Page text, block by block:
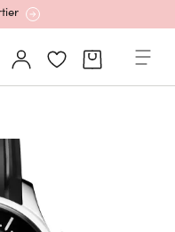
von Cartier
entdecken